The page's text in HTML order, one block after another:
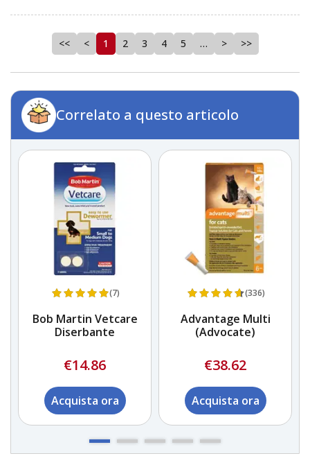
<< < 1 2 3 4 5 … > >>
Correlato a questo articolo
(7)
Bob Martin Vetcare
Diserbante
€14.86
Acquista ora
(336)
Advantage Multi
(Advocate)
€38.62
Acquista ora